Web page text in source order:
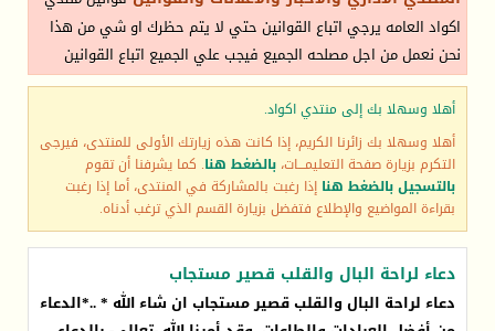
اكواد العامه يرجي اتباع القوانين حتي لا يتم حظرك او شي من هذا
نحن نعمل من اجل مصلحه الجميع فيجب علي الجميع اتباع القوانين
أهلا وسهلا بك إلى منتدي اكواد.
أهلا وسهلا بك زائرنا الكريم، إذا كانت هذه زيارتك الأولى للمنتدى، فيرجى
التكرم بزيارة صفحة التعليمـــات، بالضغط هنا. كما يشرفنا أن تقوم
بالتسجيل بالضغط هنا إذا رغبت بالمشاركة في المنتدى، أما إذا رغبت
بقراءة المواضيع والإطلاع فتفضل بزيارة القسم الذي ترغب أدناه.
دعاء لراحة البال والقلب قصير مستجاب
دعاء لراحة البال والقلب قصير مستجاب ان شاء الله * ..*الدعاء